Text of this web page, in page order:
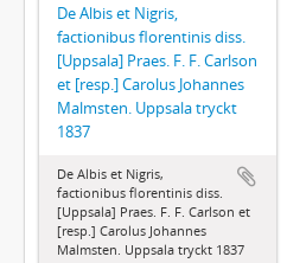
De Albis et Nigris,
factionibus florentinis diss.
[Uppsala] Praes. F. F. Carlson
et [resp.] Carolus Johannes
Malmsten. Uppsala tryckt
1837
De Albis et Nigris,
factionibus florentinis diss.
[Uppsala] Praes. F. F. Carlson et
[resp.] Carolus Johannes
Malmsten. Uppsala tryckt 1837